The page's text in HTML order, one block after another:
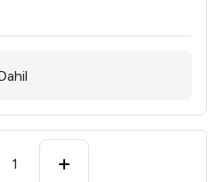
1